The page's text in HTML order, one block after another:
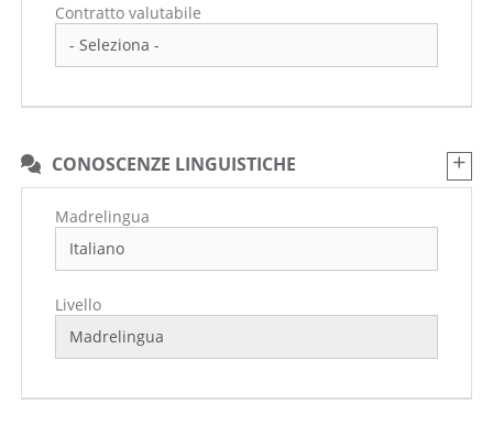
Contratto valutabile
CONOSCENZE LINGUISTICHE
Madrelingua
Livello